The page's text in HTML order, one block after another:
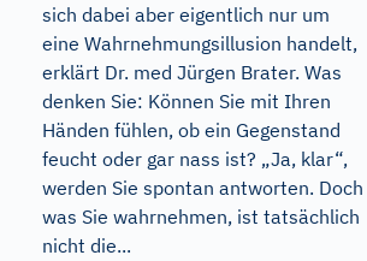
sich dabei aber eigentlich nur um
eine Wahrnehmungsillusion handelt,
erklärt Dr. med Jürgen Brater. Was
denken Sie: Können Sie mit Ihren
Händen fühlen, ob ein Gegenstand
feucht oder gar nass ist? „Ja, klar“,
werden Sie spontan antworten. Doch
was Sie wahrnehmen, ist tatsächlich
nicht die...